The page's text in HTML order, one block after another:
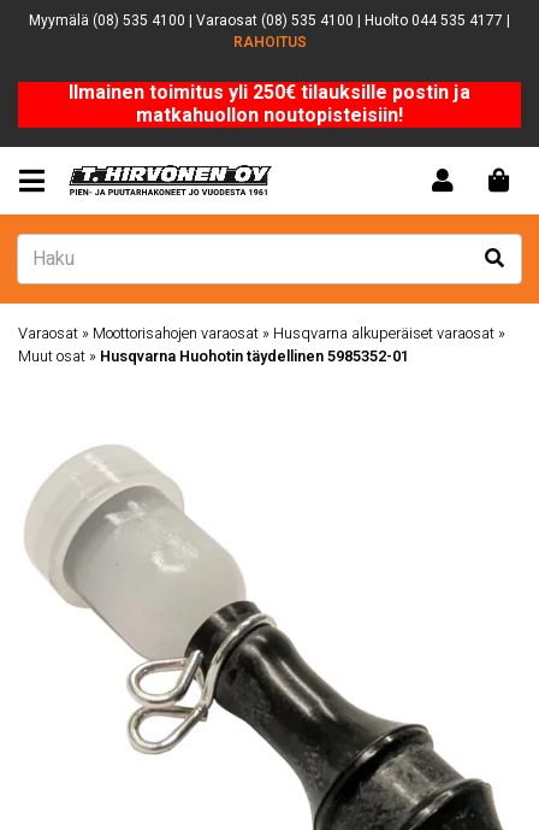
Myymälä (08) 535 4100 | Varaosat (08) 535 4100 | Huolto 044 535 4177 |
RAHOITUS
Ilmainen toimitus yli 250€ tilauksille postin ja
matkahuollon noutopisteisiin!
Varaosat » Moottorisahojen varaosat » Husqvarna alkuperäiset varaosat »
Muut osat » Husqvarna Huohotin täydellinen 5985352-01